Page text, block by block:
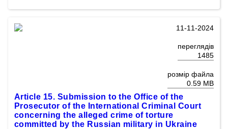
11-11-2024
переглядів
1485
розмір файла
0.59 MB
Article 15. Submission to the Office of the
Prosecutor of the International Criminal Court
concerning the alleged crime of torture
committed by the Russian military in Ukraine